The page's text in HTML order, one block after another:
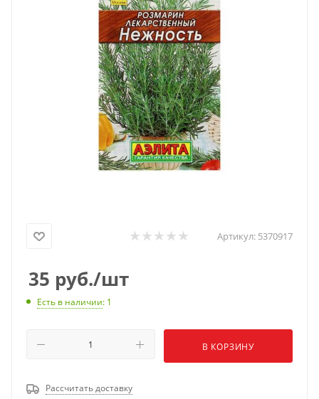
Артикул: 5370917
35 руб./шт
Есть в наличии: 1
В КОРЗИНУ
Рассчитать доставку